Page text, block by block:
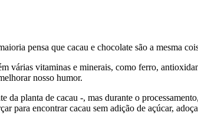
pensa que cacau e chocolate são a mesma
várias vitaminas e minerais, como ferro,
nosso humor.
da planta de cacau -, mas durante o
para encontrar cacau sem adição de açúcar,